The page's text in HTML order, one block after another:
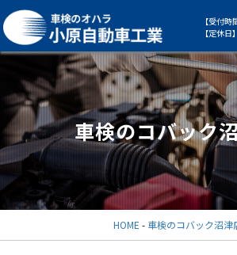
【受付
【定休
車検のコバック
HOME - 車検のコバック沼津